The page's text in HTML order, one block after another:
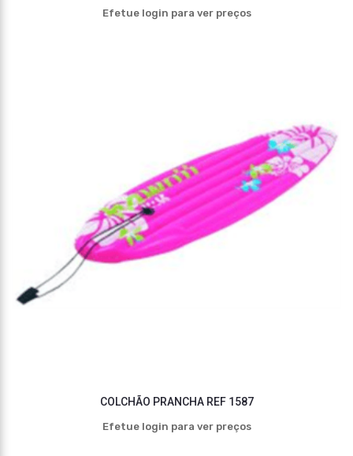
Efetue login para ver preços
COLCHÃO PRANCHA REF 1587
Efetue login para ver preços